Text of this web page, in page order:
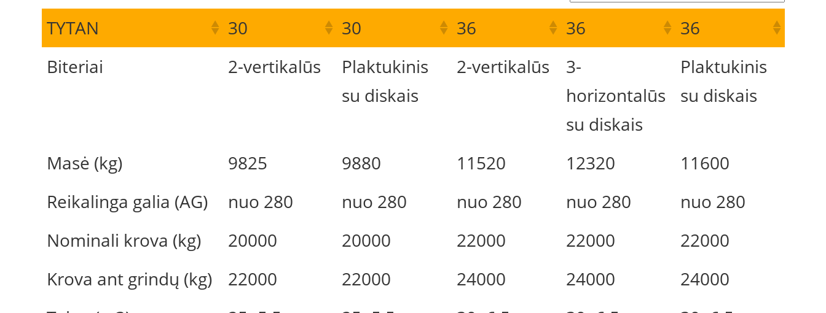
TYTAN
30 30 36 36
36
Biteriai
2-vertikalūs
Plaktukinis
su diskais
2-vertikalūs
3-
horizontalūs
su diskais
Plaktukinis
su diskais
Masė (kg) 9825 9880 11520 12320
11600
Reikalinga galia (AG)
nuo 280 nuo 280 nuo 280 nuo 280
nuo 280
Nominali krova (kg)
20000 20000 22000 22000
22000
Krova ant grindų (kg)
22000 22000 24000 24000
24000